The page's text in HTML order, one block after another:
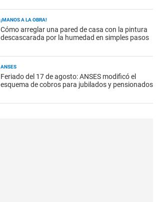
¡MANOS A LA OBRA!
Cómo arreglar una pared de casa con la pintura
descascarada por la humedad en simples pasos
ANSES
Feriado del 17 de agosto: ANSES modificó el
esquema de cobros para jubilados y pensionados